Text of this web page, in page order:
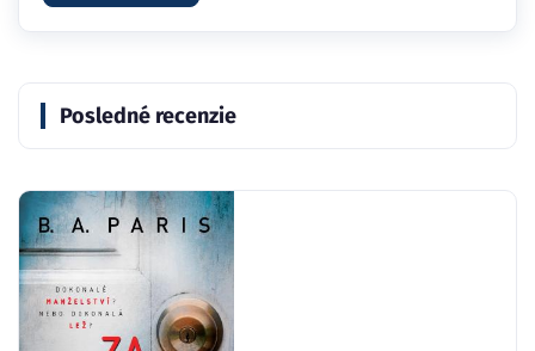
Posledné recenzie